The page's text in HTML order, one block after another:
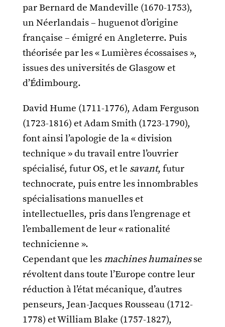
par Bernard de Mandeville (1670-1753),
un Néerlandais – huguenot d’origine
française – émigré en Angleterre. Puis
théorisée par les « Lumières écossaises »,
issues des universités de Glasgow et
d’Édimbourg.
David Hume (1711-1776), Adam Ferguson
(1723-1816) et Adam Smith (1723-1790),
font ainsi l’apologie de la « division
technique » du travail entre l’ouvrier
spécialisé, futur OS, et le savant, futur
technocrate, puis entre les innombrables
spécialisations manuelles et
intellectuelles, pris dans l’engrenage et
l’emballement de leur « rationalité
technicienne ».
Cependant que lesmachines humainesse
révoltent dans toute l’Europe contre leur
réduction à l’état mécanique, d’autres
penseurs, Jean-Jacques Rousseau (1712-
1778) et William Blake (1757-1827),